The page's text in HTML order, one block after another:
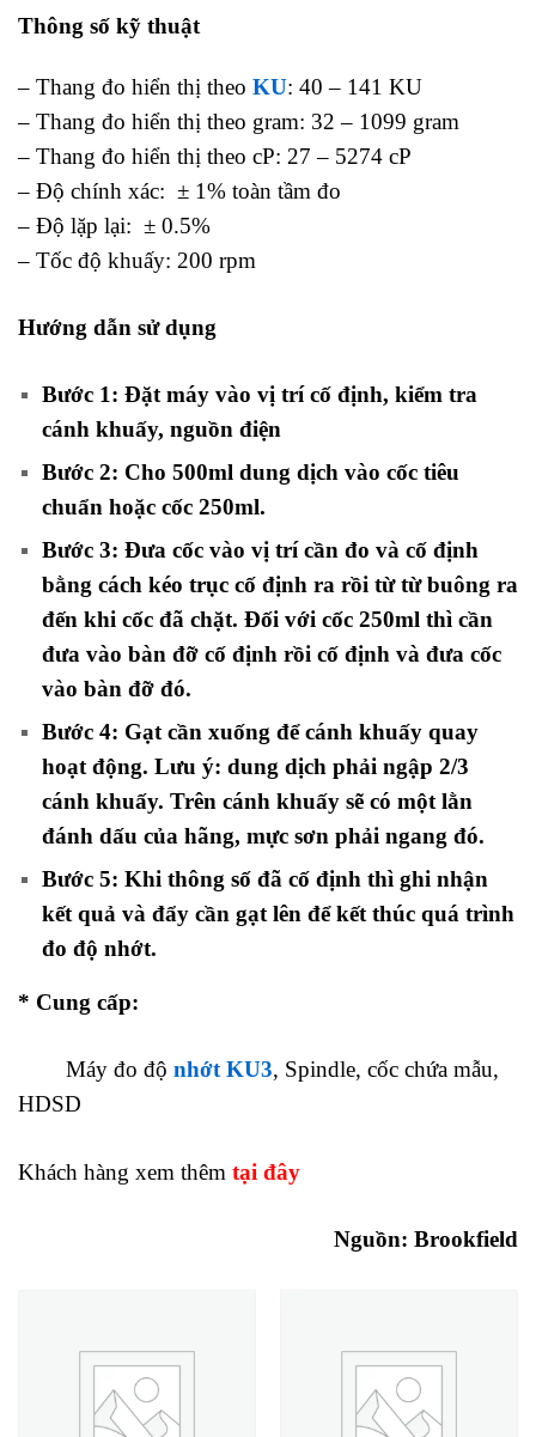
Thông số kỹ thuật
– Thang đo hiển thị theo KU: 40 – 141 KU
– Thang đo hiển thị theo gram: 32 – 1099 gram
– Thang đo hiển thị theo cP: 27 – 5274 cP
– Độ chính xác: ± 1% toàn tầm đo
– Độ lặp lại: ± 0.5%
– Tốc độ khuấy: 200 rpm
Hướng dẫn sử dụng
Bước 1: Đặt máy vào vị trí cố định, kiểm tra
cánh khuấy, nguồn điện
Bước 2: Cho 500ml dung dịch vào cốc tiêu
chuẩn hoặc cốc 250ml.
Bước 3: Đưa cốc vào vị trí cần đo và cố định
bằng cách kéo trục cố định ra rồi từ từ buông ra
đến khi cốc đã chặt. Đối với cốc 250ml thì cần
đưa vào bàn đỡ cố định rồi cố định và đưa cốc
vào bàn đỡ đó.
Bước 4: Gạt cần xuống để cánh khuấy quay
hoạt động. Lưu ý: dung dịch phải ngập 2/3
cánh khuấy. Trên cánh khuấy sẽ có một lằn
đánh dấu của hãng, mực sơn phải ngang đó.
Bước 5: Khi thông số đã cố định thì ghi nhận
kết quả và đẩy cần gạt lên để kết thúc quá trình
đo độ nhớt.
* Cung cấp:
Máy đo độ nhớt KU3, Spindle, cốc chứa mẫu,
HDSD
Khách hàng xem thêm tại đây
Nguồn: Brookfield